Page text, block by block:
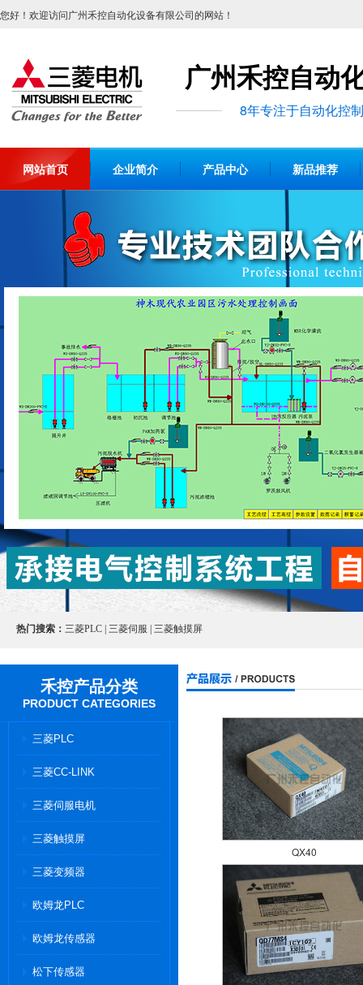
您好！欢迎访问广州禾控自动化设备有限公司的网站！
广州禾控自动
8年专注于自动化控
网站首页 企业简介 产品中心 新品推荐
热门搜索： 三菱PLC | 三菱伺服 | 三菱触摸屏
禾控产品分类
PRODUCT CATEGORIES
三菱PLC
三菱CC-LINK
三菱伺服电机
三菱触摸屏
三菱变频器
欧姆龙PLC
欧姆龙传感器
松下传感器
QX40